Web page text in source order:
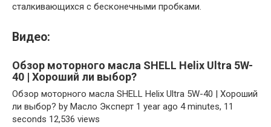
сталкивающихся с бесконечными пробками.
Видео:
Обзор моторного масла SHELL Helix Ultra 5W-
40 | Хороший ли выбор?
Обзор моторного масла SHELL Helix Ultra 5W-40 | Хороший
ли выбор? by Масло Эксперт 1 year ago 4 minutes, 11
seconds 12,536 views